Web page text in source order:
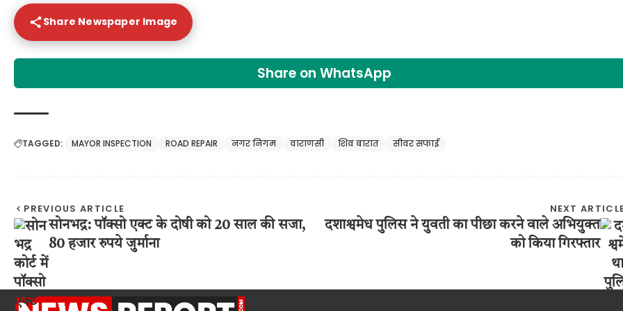
Share Newspaper Image
Share on WhatsApp
TAGGED: MAYOR INSPECTION ROAD REPAIR नगर निगम वाराणसी शिव बारात सीवर सफाई
PREVIOUS ARTICLE
सोनभद्र: पॉक्सो एक्ट के दोषी को 20 साल की सजा,
80 हजार रुपये जुर्माना
NEXT
दशाश्वमेध पुलिस ने युवती का पीछा करने वाले अभियुक्त
को किया गिरफ्तार